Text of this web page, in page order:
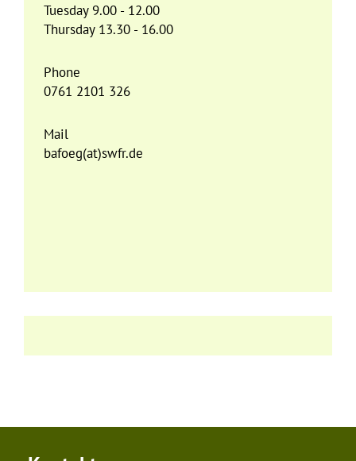
Tuesday 9.00 - 12.00
Thursday 13.30 - 16.00
Phone
0761 2101 326
Mail
bafoeg(at)swfr.de